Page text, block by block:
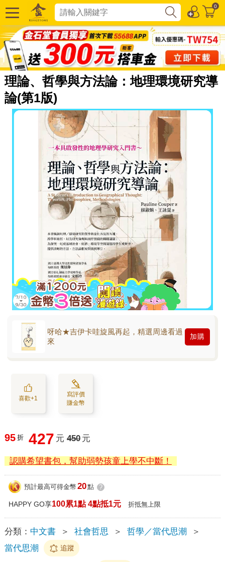
0
理論、哲學與方法論：地理環境研究導
論(第1版)
呀哈★吉伊卡哇旋風再起，精選周邊看過
來
加購
喜歡+1
寫評價
賺金幣
95 折 427 元 450 元
認購希望書包，幫助弱勢孩童上學不中斷！
預計最高可得金幣 20點 ?
HAPPY GO享100累1點 4點抵1元 折抵無上限
分類： 中文書 ＞ 社會哲思 ＞ 哲學／當代思潮
＞
當代思潮
追蹤